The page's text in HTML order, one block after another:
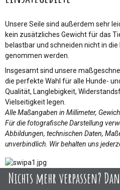
Unsere Seile sind außerdem sehr
kein zusätzliches Gewicht für das
belastbar und schneiden nicht in die
genommen werden.
Insgesamt sind unsere
die perfekte Wahl für alle Hunde-
Qualität, Langlebigkeit,
Vielseitigkeit legen.
Alle Maßangaben in Millimeter,
Für die fotografische Darstellung
Abbildungen, technischen Daten,
unverbindlich. Wir behalten uns
Nichts mehr verpassen?